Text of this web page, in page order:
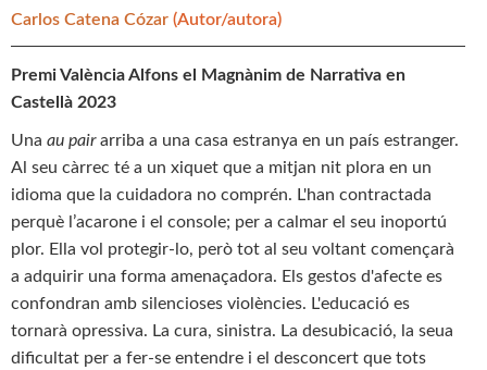
Carlos Catena Cózar (Autor/autora)
Premi València Alfons el Magnànim de Narrativa en
Castellà 2023
Una au pairarriba a una casa estranya en un país estranger.
Al seu càrrec té a un xiquet que a mitjan nit plora en un
idioma que la cuidadora no comprén. L'han contractada
perquè l’acarone i el console; per a calmar el seu inoportú
plor. Ella vol protegir-lo, però tot al seu voltant començarà
a adquirir una forma amenaçadora. Els gestos d'afecte es
confondran amb silencioses violències. L'educació es
tornarà opressiva. La cura, sinistra. La desubicació, la seua
dificultat per a fer-se entendre i el desconcert que tots